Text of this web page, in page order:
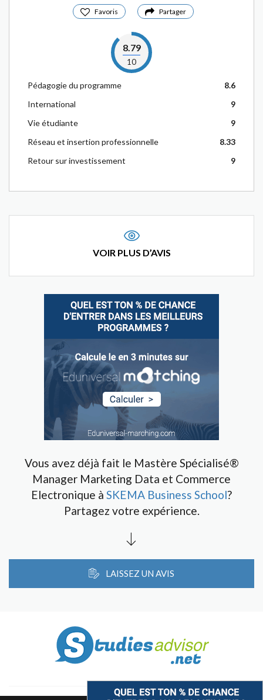
Favoris Partager
8.79
10
Pédagogie du programme
8.6
International
9
Vie étudiante
9
Réseau et insertion professionnelle
8.33
Retour sur investissement
9
VOIR PLUS D’AVIS
Vous avez déjà fait le Mastère Spécialisé®
Manager Marketing Data et Commerce
Electronique à SKEMA Business School?
Partagez votre expérience.
LAISSEZ UN AVIS